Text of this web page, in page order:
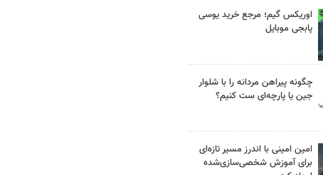
اوریکس گیم؛ مرجع خرید یوسی
پابجی موبایل
چگونه پیراهن مردانه را با شلوار
جین یا پارچه‌ای ست کنیم؟
امین امینی با اندرز مسیر تازه‌ای
برای آموزش شخصی‌سازی‌شده